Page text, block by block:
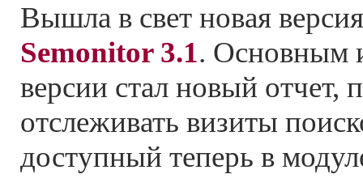
Вышла в свет новая
Semonitor 3.1. Основным
версии стал новый отчет,
отслеживать визиты
доступный теперь в